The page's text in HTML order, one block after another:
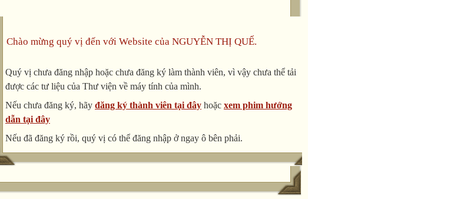
Chào mừng quý vị đến với Website của NGUYỄN THỊ QUẾ.
Quý vị chưa đăng nhập hoặc chưa đăng ký làm thành viên, vì vậy chưa thể tải
được các tư liệu của Thư viện về máy tính của mình.
Nếu chưa đăng ký, hãy đăng ký thành viên tại đây hoặc xem phim hướng
dẫn tại đây
Nếu đã đăng ký rồi, quý vị có thể đăng nhập ở ngay ô bên phải.